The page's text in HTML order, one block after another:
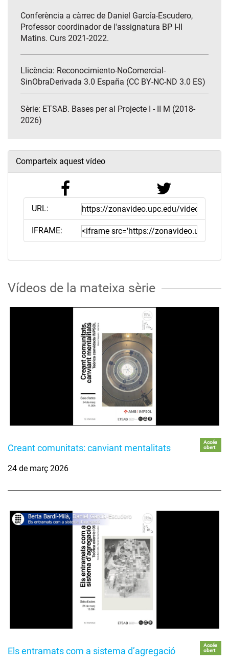
Conferència a càrrec de Daniel García-Escudero,
Professor coordinador de l'assignatura BP I-II
Matins. Curs 2021-2022.
Llicència: Reconocimiento-NoComercial-
SinObraDerivada 3.0 España (CC BY-NC-ND 3.0 ES)
Sèrie: ETSAB. Bases per al Projecte I - II M (2018-
2026)
Comparteix aquest vídeo
URL:
IFRAME:
Vídeos de la mateixa sèrie
Creant comunitats: canviant mentalitats
Accés
obert
24 de març 2026
Els entramats com a sistema d’agregació
Accés
obert